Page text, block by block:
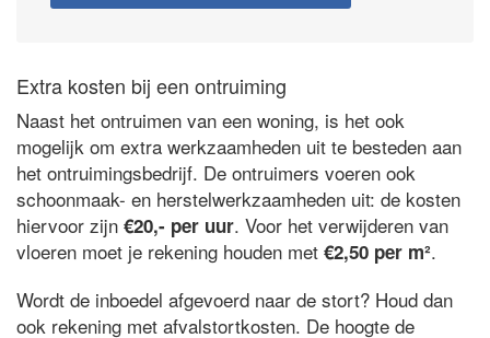
Extra kosten bij een ontruiming
Naast het ontruimen van een woning, is het ook
mogelijk om extra werkzaamheden uit te besteden aan
het ontruimingsbedrijf. De ontruimers voeren ook
schoonmaak- en herstelwerkzaamheden uit: de kosten
hiervoor zijn €20,- per uur. Voor het verwijderen van
vloeren moet je rekening houden met €2,50 per m².
Wordt de inboedel afgevoerd naar de stort? Houd dan
ook rekening met afvalstortkosten. De hoogte de